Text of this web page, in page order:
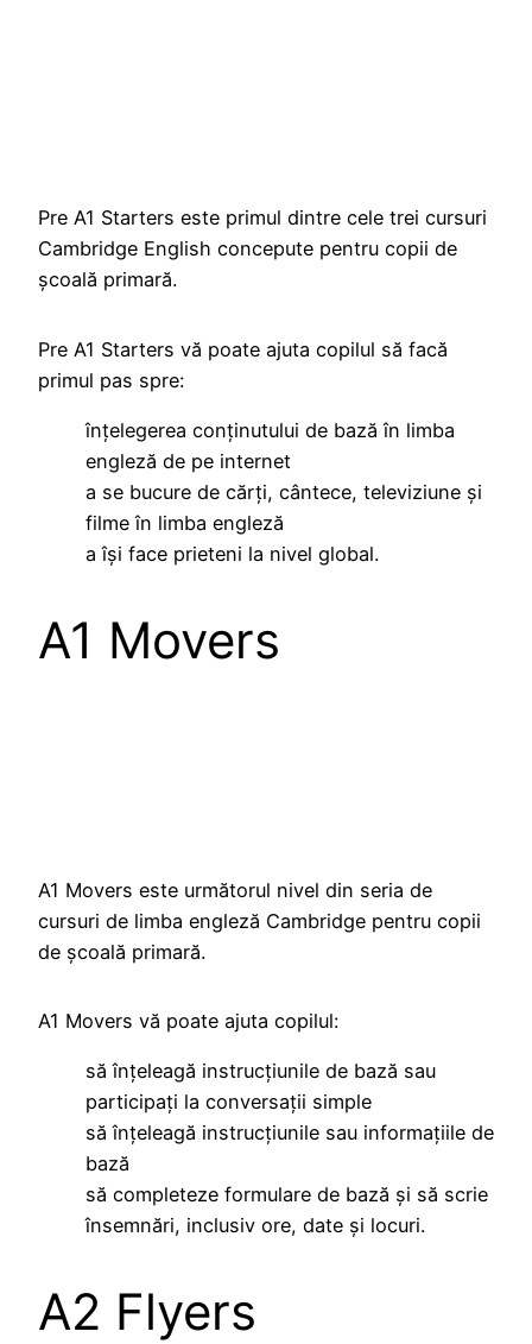
Pre A1 Starters este primul dintre cele trei cursuri
Cambridge English concepute pentru copii de
școală primară.
Pre A1 Starters vă poate ajuta copilul să facă
primul pas spre:
înțelegerea conținutului de bază în limba
engleză de pe internet
a se bucure de cărți, cântece, televiziune și
filme în limba engleză
a își face prieteni la nivel global.
A1 Movers
A1 Movers este următorul nivel din seria de
cursuri de limba engleză Cambridge pentru copii
de școală primară.
A1 Movers vă poate ajuta copilul:
să înțeleagă instrucțiunile de bază sau
participați la conversații simple
să înțeleagă instrucțiunile sau informațiile de
bază
să completeze formulare de bază și să scrie
însemnări, inclusiv ore, date și locuri.
A2 Flyers